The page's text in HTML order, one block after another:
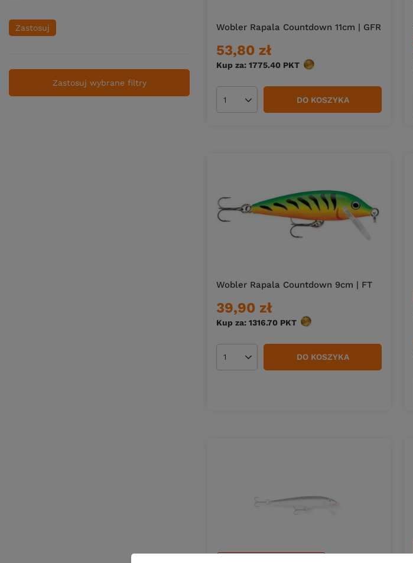
Zastosuj
Zastosuj wybrane filtry
Wobler Rapala Countdown 11cm | GFR
53,80 zł
Kup za: 1775.40 PKT punktów
Ilość produktów DO KOSZYKA
Wobler Rapala Countdown 9cm | FT
39,90 zł
Kup za: 1316.70 PKT punktów
Ilość produktów DO KOSZYKA